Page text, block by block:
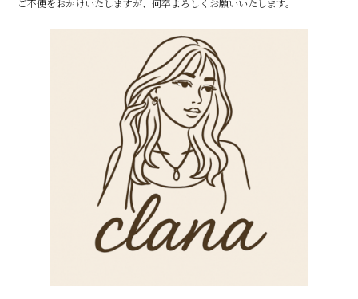
ご不便をおかけいたしますが、何卒よろしくお願いいたします。